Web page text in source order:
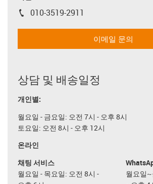
igus-icon-phone
010-3519-2911
이메일 문의
상담 및 배송일정
개인별:
월요일 - 금요일: 오전 7시 - 오후 8시
토요일: 오전 8시 - 오후 12시
온라인
채팅 서비스
월요일 - 목요일: 오전 8시 -
월요일